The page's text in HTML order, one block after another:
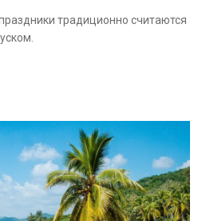
традиционно считаются